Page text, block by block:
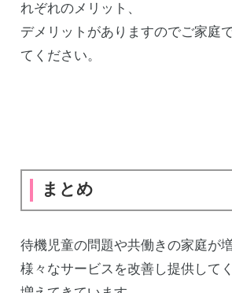
れぞれのメリット、
デメリットがありますのでご家庭
てください。
まとめ
待機児童の問題や共働きの家庭が
様々なサービスを改善し提供して